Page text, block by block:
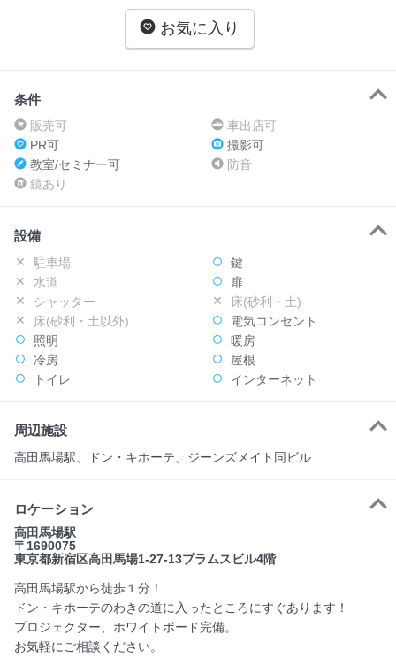
お気に入り
条件
販売可
車出店可
PR可
撮影可
教室/セミナー可
防音
鏡あり
設備
駐車場
鍵
水道
扉
シャッター
床(砂利・土)
床(砂利・土以外)
電気コンセント
照明
暖房
冷房
屋根
トイレ
インターネット
周辺施設
高田馬場駅、ドン・キホーテ、ジーンズメイト同ビル
ロケーション
高田馬場駅
〒1690075
東京都新宿区高田馬場1-27-13プラムスビル4階
高田馬場駅から徒歩１分！
ドン・キホーテのわきの道に入ったところにすぐあります！
プロジェクター、ホワイトボード完備。
お気軽にご相談ください。